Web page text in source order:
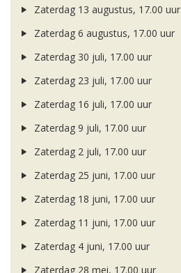
Zaterdag 13 augustus, 17.00 uur
Zaterdag 6 augustus, 17.00 uur
Zaterdag 30 juli, 17.00 uur
Zaterdag 23 juli, 17.00 uur
Zaterdag 16 juli, 17.00 uur
Zaterdag 9 juli, 17.00 uur
Zaterdag 2 juli, 17.00 uur
Zaterdag 25 juni, 17.00 uur
Zaterdag 18 juni, 17.00 uur
Zaterdag 11 juni, 17.00 uur
Zaterdag 4 juni, 17.00 uur
Zaterdag 28 mei, 17.00 uur